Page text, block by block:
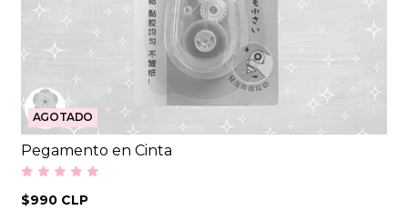
AGOTADO
Pegamento en Cinta
$990 CLP